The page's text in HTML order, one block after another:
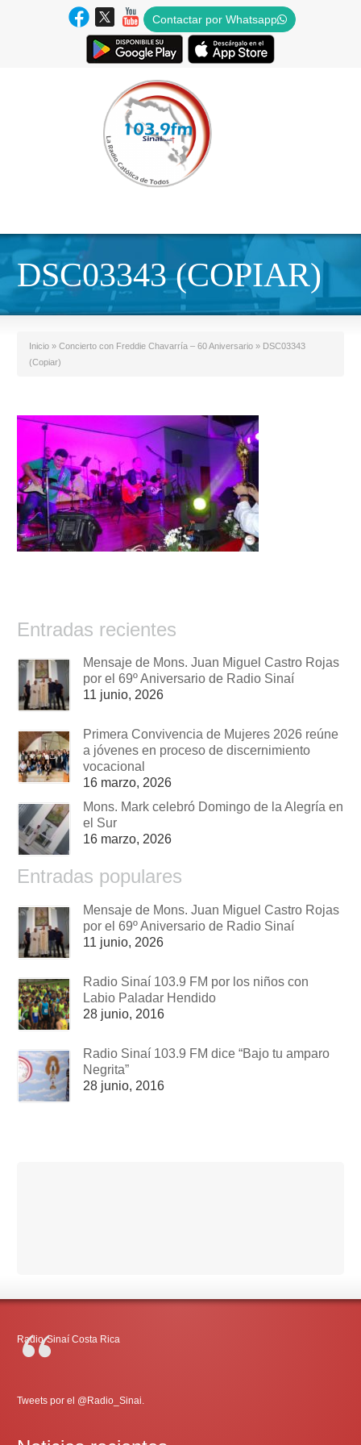
Contactar por Whatsapp
DSC03343 (COPIAR)
Inicio » Concierto con Freddie Chavarría – 60 Aniversario » DSC03343
(Copiar)
Entradas recientes
Mensaje de Mons. Juan Miguel Castro Rojas
por el 69º Aniversario de Radio Sinaí
11 junio, 2026
Primera Convivencia de Mujeres 2026 reúne
a jóvenes en proceso de discernimiento
vocacional
16 marzo, 2026
Mons. Mark celebró Domingo de la Alegría en
el Sur
16 marzo, 2026
Entradas populares
Mensaje de Mons. Juan Miguel Castro Rojas
por el 69º Aniversario de Radio Sinaí
11 junio, 2026
Radio Sinaí 103.9 FM por los niños con
Labio Paladar Hendido
28 junio, 2016
Radio Sinaí 103.9 FM dice “Bajo tu amparo
Negrita”
28 junio, 2016
Radio-Sinaí Costa Rica
Tweets por el @Radio_Sinai.